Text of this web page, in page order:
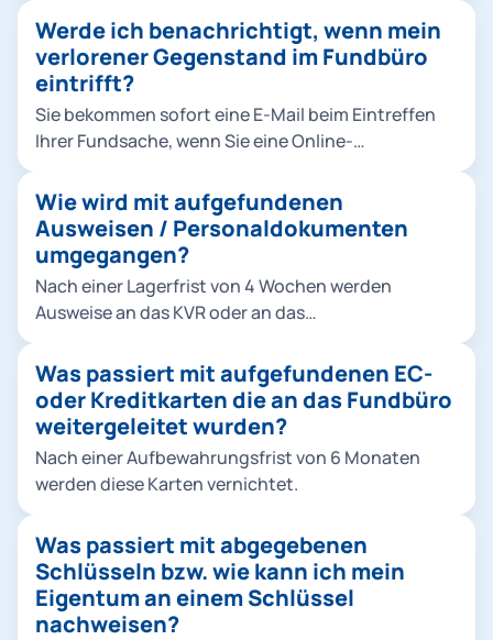
Werde ich benachrichtigt, wenn mein
verlorener Gegenstand im Fundbüro
eintrifft?
Sie bekommen sofort eine E-Mail beim Eintreffen
Ihrer Fundsache, wenn Sie eine Online-
aufgegeben haben.
Wie wird mit aufgefundenen
Ausweisen / Personaldokumenten
umgegangen?
Nach einer Lagerfrist von 4 Wochen werden
Ausweise an das KVR oder an das
Was passiert mit aufgefundenen EC-
oder Kreditkarten die an das Fundbüro
weitergeleitet wurden?
Nach einer Aufbewahrungsfrist von 6 Monaten
werden diese Karten vernichtet.
Was passiert mit abgegebenen
Schlüsseln bzw. wie kann ich mein
Eigentum an einem Schlüssel
nachweisen?